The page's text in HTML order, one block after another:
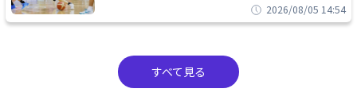
2026/08/05 14:54
すべて見る